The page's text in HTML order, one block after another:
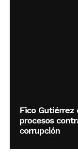
Fico Gutiérrez
procesos
corrupción